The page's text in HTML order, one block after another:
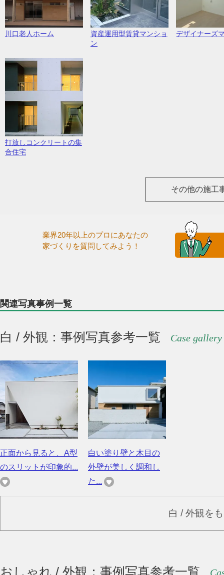
川口老人ホーム
資産運用型賃貸マンショ
ン
デザイナーズ
打放しコンクリートの集
合住宅
その他の施工
業界20年以上のプロにあなたの
家づくりを質問してみよう！
関連写真事例一覧
白 / 外観：事例写真参考一覧 Case gallery
正面から見ると、A型
のスリットが印象的...
白い塗り壁と木目の
外壁が美しく調和し
た...
白 / 外観を
おしゃれ / 外観：事例写真参考一覧